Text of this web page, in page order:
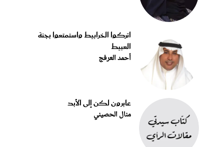
اتركوا الخرابيط واستمتعوا بجنة
العبيط
أحمد العرفج
عابرون لكن إلى الأبد
منال الحصيني